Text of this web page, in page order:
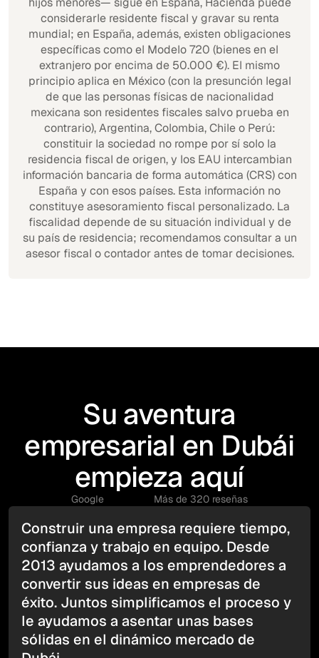
considerarle residente fiscal y gravar su renta
mundial; en España, además, existen obligaciones
específicas como el Modelo 720 (bienes en el
extranjero por encima de 50.000 €). El mismo
principio aplica en México (con la presunción legal
de que las personas físicas de nacionalidad
mexicana son residentes fiscales salvo prueba en
contrario), Argentina, Colombia, Chile o Perú:
constituir la sociedad no rompe por sí solo la
residencia fiscal de origen, y los EAU intercambian
información bancaria de forma automática (CRS) con
España y con esos países. Esta información no
constituye asesoramiento fiscal personalizado. La
fiscalidad depende de su situación individual y de
su país de residencia; recomendamos consultar a un
asesor fiscal o contador antes de tomar decisiones.
Su aventura
empresarial en Dubái
empieza aquí
Google Más de 320 reseñas
Construir una empresa requiere tiempo,
confianza y trabajo en equipo. Desde
2013 ayudamos a los emprendedores a
convertir sus ideas en empresas de
éxito. Juntos simplificamos el proceso y
le ayudamos a asentar unas bases
sólidas en el dinámico mercado de